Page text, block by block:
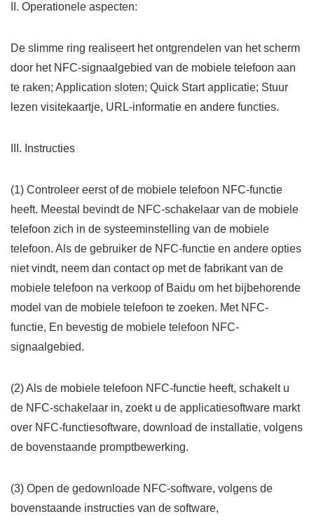
II. Operationele aspecten:
De slimme ring realiseert het ontgrendelen van het scherm
door het NFC-signaalgebied van de mobiele telefoon aan
te raken; Application sloten; Quick Start applicatie; Stuur
lezen visitekaartje, URL-informatie en andere functies.
III. Instructies
(1) Controleer eerst of de mobiele telefoon NFC-functie
heeft. Meestal bevindt de NFC-schakelaar van de mobiele
telefoon zich in de systeeminstelling van de mobiele
telefoon. Als de gebruiker de NFC-functie en andere opties
niet vindt, neem dan contact op met de fabrikant van de
mobiele telefoon na verkoop of Baidu om het bijbehorende
model van de mobiele telefoon te zoeken. Met NFC-
functie, En bevestig de mobiele telefoon NFC-
signaalgebied.
(2) Als de mobiele telefoon NFC-functie heeft, schakelt u
de NFC-schakelaar in, zoekt u de applicatiesoftware markt
over NFC-functiesoftware, download de installatie, volgens
de bovenstaande promptbewerking.
(3) Open de gedownloade NFC-software, volgens de
bovenstaande instructies van de software,